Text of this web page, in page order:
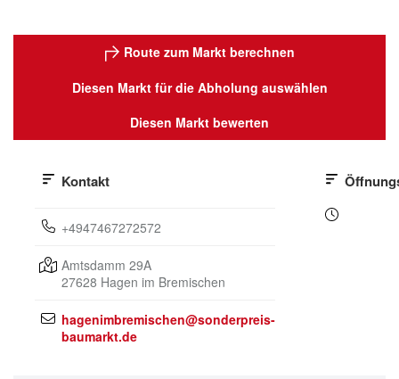
Route zum Markt berechnen
Diesen Markt für die Abholung auswählen
Diesen Markt bewerten
Kontakt
+4947467272572
Amtsdamm 29A
27628 Hagen im Bremischen
hagenimbremischen@sonderpreis-
baumarkt.de